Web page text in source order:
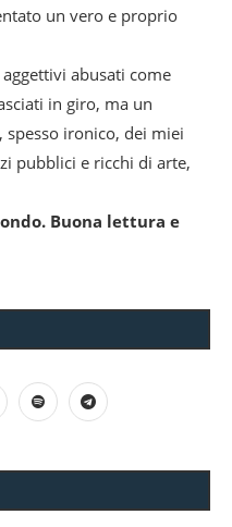
un vero e proprio
abusati come
in giro, ma un
spesso ironico, dei miei
pubblici e ricchi di arte,
Buona lettura e